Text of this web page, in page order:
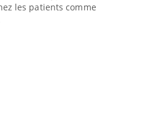
les patients comme